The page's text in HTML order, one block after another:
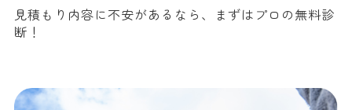
見積もり内容に不安があるなら、まずはプロの無料診
断！